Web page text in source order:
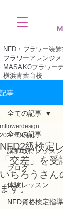
NFD・フラワー装
フラワーアレンジ
MASAKOフラワー
横浜青葉台校
記事
全ての記事
講師取得レッスン
ブログ
体験レッスン
NFD資格検定指
全ての記事
NFD2級検定
「交差」を
いちろうさん
ます。
mflowerdesign
2022年9月5日